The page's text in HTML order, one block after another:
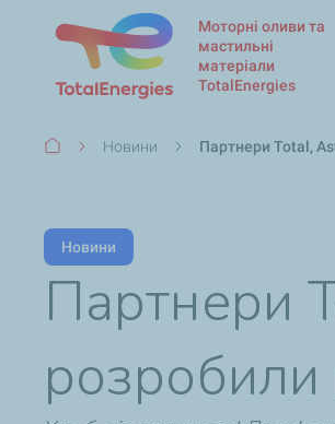
Моторні оливи та
мастильні
матеріали
TotalEnergies
Рядок
Новини Партнери Total,
Новини
Партнери